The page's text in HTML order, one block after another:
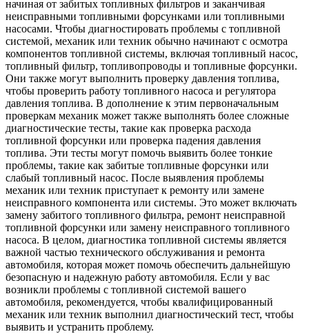
начиная от забитых топливных фильтров и заканчивая
неисправными топливными форсунками или топливными
насосами. Чтобы диагностировать проблемы с топливной
системой, механик или техник обычно начинают с осмотра
компонентов топливной системы, включая топливный насос,
топливный фильтр, топливопроводы и топливные форсунки.
Они также могут выполнить проверку давления топлива,
чтобы проверить работу топливного насоса и регулятора
давления топлива. В дополнение к этим первоначальным
проверкам механик может также выполнять более сложные
диагностические тесты, такие как проверка расхода
топливной форсунки или проверка падения давления
топлива. Эти тесты могут помочь выявить более тонкие
проблемы, такие как забитые топливные форсунки или
слабый топливный насос. После выявления проблемы
механик или техник приступает к ремонту или замене
неисправного компонента или системы. Это может включать
замену забитого топливного фильтра, ремонт неисправной
топливной форсунки или замену неисправного топливного
насоса. В целом, диагностика топливной системы является
важной частью технического обслуживания и ремонта
автомобиля, которая может помочь обеспечить дальнейшую
безопасную и надежную работу автомобиля. Если у вас
возникли проблемы с топливной системой вашего
автомобиля, рекомендуется, чтобы квалифицированный
механик или техник выполнил диагностический тест, чтобы
выявить и устранить проблему.